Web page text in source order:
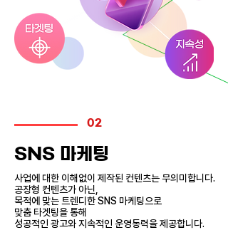
02
SNS 마케팅
사업에 대한 이해없이 제작된 컨텐츠는 무의미합니다.
공장형 컨텐츠가 아닌,
목적에 맞는 트렌디한 SNS 마케팅으로
맞춤 타겟팅을 통해
성공적인 광고와 지속적인 운영동력을 제공합니다.